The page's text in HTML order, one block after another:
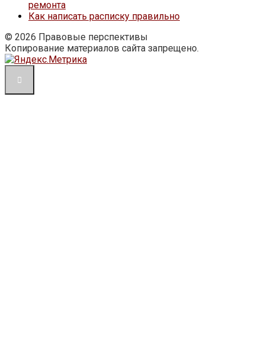
ремонта
Как написать расписку правильно
© 2026 Правовые перспективы
Копирование материалов сайта запрещено.